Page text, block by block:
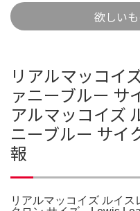
欲しい
リアルマッコイ
ァニーブルー サ
アルマッコイズ
ニーブルー サイ
報
リアルマッコイズ ルイ